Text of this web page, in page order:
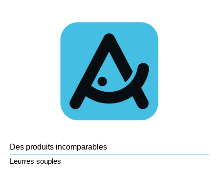
Des produits incomparables
Leurres souples